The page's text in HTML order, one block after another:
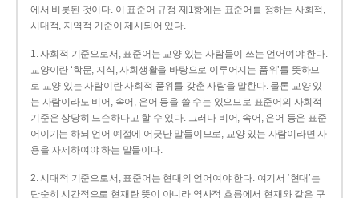
에서 비롯된 것이다. 이 표준어 규정 제1항에는 표준어를 정하는 사회적,
시대적, 지역적 기준이 제시되어 있다.
1. 사회적 기준으로서, 표준어는 교양 있는 사람들이 쓰는 언어여야 한다.
교양이란 ‘학문, 지식, 사회생활을 바탕으로 이루어지는 품위’를 뜻하므
로 교양 있는 사람이란 사회적 품위를 갖춘 사람을 말한다. 물론 교양 있
는 사람이라도 비어, 속어, 은어 등을 쓸 수는 있으므로 표준어의 사회적
기준은 상당히 느슨하다고 할 수 있다. 그러나 비어, 속어, 은어 등은 표준
어이기는 하되 언어 예절에 어긋난 말들이므로, 교양 있는 사람이라면 사
용을 자제하여야 하는 말들이다.
2. 시대적 기준으로서, 표준어는 현대의 언어여야 한다. 여기서 ‘현대’는
단순히 시간적으로 현재란 뜻이 아니라 역사적 흐름에서 현재와 같은 구